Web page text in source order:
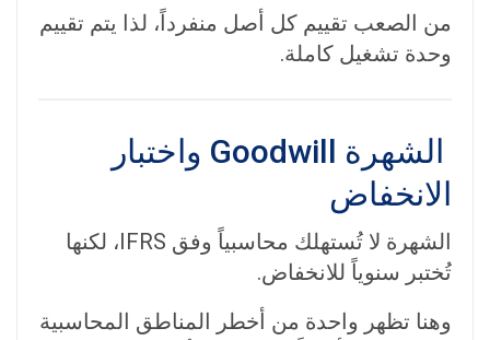
من الصعب تقييم كل أصل منفرداً، لذا يتم تقييم
وحدة تشغيل كاملة.
الشهرة Goodwill واختبار
الانخفاض
الشهرة لا تُستهلك محاسبياً وفق IFRS، لكنها
تُختبر سنوياً للانخفاض.
وهنا تظهر واحدة من أخطر المناطق المحاسبية